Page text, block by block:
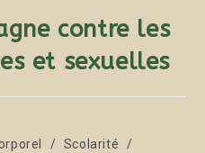
contre les
et sexuelles
/ Scolarité
/